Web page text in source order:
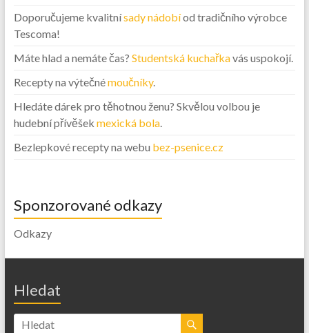
Doporučujeme kvalitnísady nádobíod tradičního výrobce
Tescoma!
Máte hlad a nemáte čas? Studentská kuchařkavás uspokojí.
Recepty na výtečnémoučníky.
Hledáte dárek pro těhotnou ženu? Skvělou volbou je
hudební přívěšek mexická bola.
Bezlepkové recepty na webu bez-psenice.cz
Sponzorované odkazy
Odkazy
Hledat